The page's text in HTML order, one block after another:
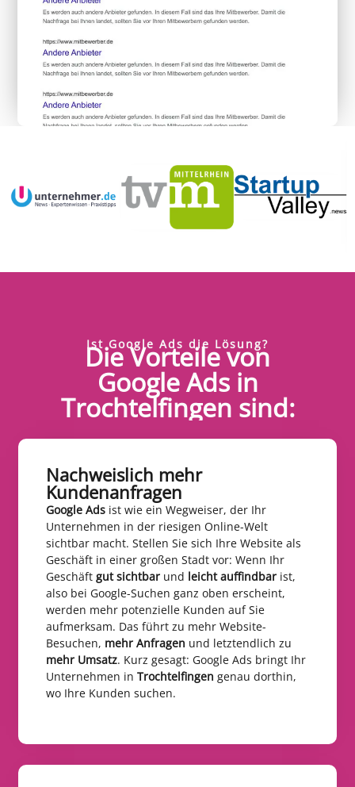
Ist Google Ads die Lösung?
Die Vorteile von
Google Ads in
Trochtelfingen sind:
Nachweislich mehr
Kundenanfragen​
Google Ads ist wie ein Wegweiser, der Ihr
Unternehmen in der riesigen Online-Welt
sichtbar macht. Stellen Sie sich Ihre Website als
Geschäft in einer großen Stadt vor: Wenn Ihr
Geschäft gut sichtbar und leicht auffindbar ist,
also bei Google-Suchen ganz oben erscheint,
werden mehr potenzielle Kunden auf Sie
aufmerksam. Das führt zu mehr Website-
Besuchen, mehr Anfragen und letztendlich zu
mehr Umsatz. Kurz gesagt: Google Ads bringt Ihr
Unternehmen in Trochtelfingen genau dorthin,
wo Ihre Kunden suchen.